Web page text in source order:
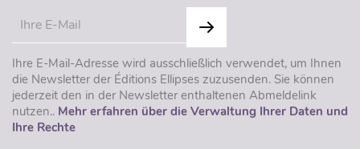
Ihre E-Mail-Adresse wird ausschließlich verwendet, um Ihnen
die Newsletter der Éditions Ellipses zuzusenden. Sie können
jederzeit den in der Newsletter enthaltenen Abmeldelink
nutzen.. Mehr erfahren über die Verwaltung Ihrer Daten und
Ihre Rechte